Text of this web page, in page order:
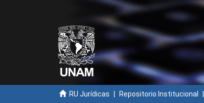
RU Jurídicas Repositorio Institucional